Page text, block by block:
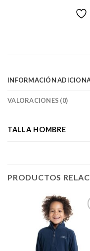
INFORMACIÓN
VALORACIONES (0)
TALLA HOMBRE
PRODUCTOS